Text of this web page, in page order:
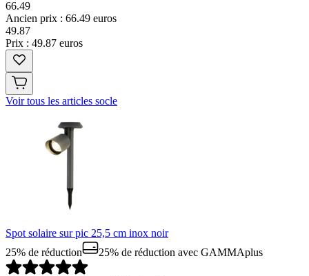
66.49
Ancien prix : 66.49 euros
49.87
Prix : 49.87 euros
Voir tous les articles socle
Spot solaire sur pic 25,5 cm inox noir
25% de réduction
25% de réduction avec GAMMAplus